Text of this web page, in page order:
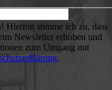
Hiermit stimme ich zu, dass
Newsletter erhoben und
zum Umgang mit
.